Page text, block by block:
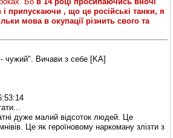
і припускаючи , що це російські танки, я
мова в окупації різнить свого та
чужий". Вичави з себе [KA]
дуже малий відсоток людей. Це
Це як героїновому наркоману злізти з